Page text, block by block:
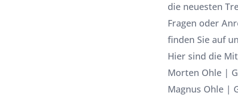
die neuesten
Fragen oder
finden Sie auf
Hier sind die
Morten Ohle |
Magnus Ohle |